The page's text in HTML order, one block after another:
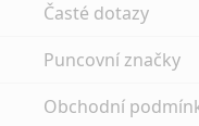
Časté dotazy
Puncovní značky
Obchodní